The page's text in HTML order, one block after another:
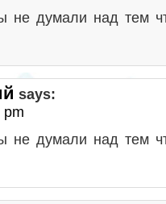
не думали над тем
says:
pm
не думали над тем